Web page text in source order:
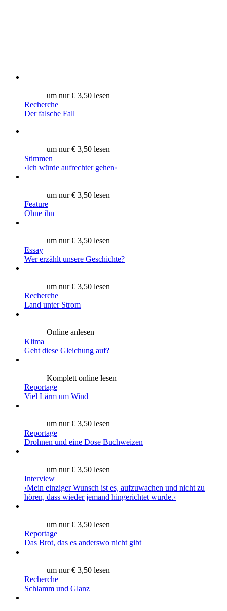
um nur € 3,50 lesen
Recherche
Der falsche Fall
um nur € 3,50 lesen
Stimmen
›Ich würde aufrechter gehen‹
um nur € 3,50 lesen
Feature
Ohne ihn
um nur € 3,50 lesen
Essay
Wer erzählt unsere Geschichte?
um nur € 3,50 lesen
Recherche
Land unter Strom
Online anlesen
Klima
Geht diese Gleichung auf?
Komplett online lesen
Reportage
Viel Lärm um Wind
um nur € 3,50 lesen
Reportage
Drohnen und eine Dose Buchweizen
um nur € 3,50 lesen
Interview
›Mein einziger Wunsch ist es, aufzuwachen und nicht zu
hören, dass wieder jemand hingerichtet wurde.‹
um nur € 3,50 lesen
Reportage
Das Brot, das es anderswo nicht gibt
um nur € 3,50 lesen
Recherche
Schlamm und Glanz